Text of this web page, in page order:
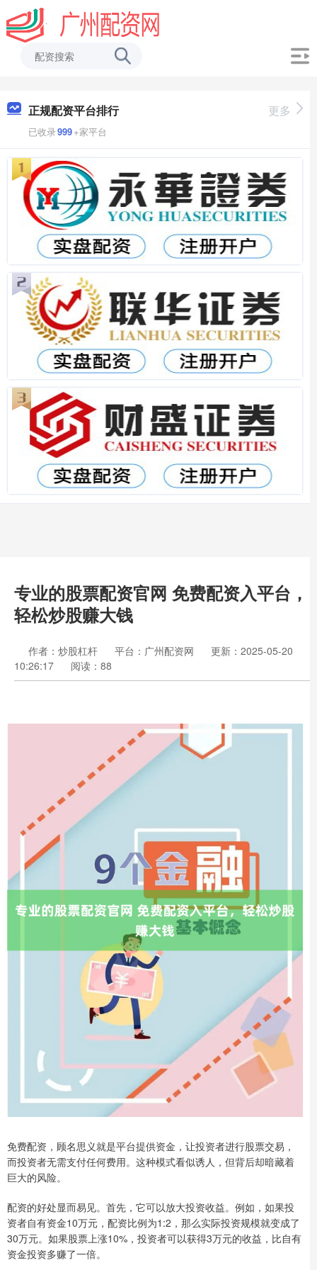
正规配资平台排行
已收录999+家平台
更多
专业的股票配资官网 免费配资入平台，
轻松炒股赚大钱
作者：炒股杠杆 平台：广州配资网
更新：2025-05-20
10:26:17
阅读：88
免费配资，顾名思义就是平台提供资金，让投资者进行股票交易，
而投资者无需支付任何费用。这种模式看似诱人，但背后却暗藏着
巨大的风险。
配资的好处显而易见。首先，它可以放大投资收益。例如，如果投
资者自有资金10万元，配资比例为1:2，那么实际投资规模就变成了
30万元。如果股票上涨10%，投资者可以获得3万元的收益，比自有
资金投资多赚了一倍。